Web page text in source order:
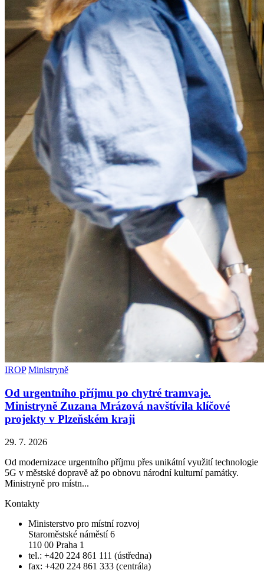
IROP Ministryně
Od urgentního příjmu po chytré tramvaje.
Ministryně Zuzana Mrázová navštívila klíčové
projekty v Plzeňském kraji
29. 7. 2026
Od modernizace urgentního příjmu přes unikátní využití technologie
5G v městské dopravě až po obnovu národní kulturní památky.
Ministryně pro místn...
Kontakty
Ministerstvo pro místní rozvoj
Staroměstské náměstí 6
110 00 Praha 1
tel.: +420 224 861 111 (ústředna)
fax: +420 224 861 333 (centrála)